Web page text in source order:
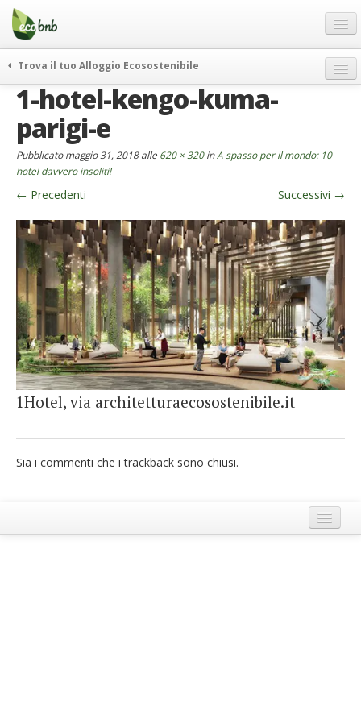
Menu
Salta
contenuto
Offerte Speciali
Regali
FAQ
Chi Siamo
Partner
Contatti
Italiano
German
English
Spanish
French
Italiano
Trova il tuo Alloggio Ecosostenibile
weekend green
curiosità
vivere e viaggiare verde
news ed eventi
rassegna stampa
1-hotel-kengo-kuma-
parigi-e
Pubblicatomaggio 31, 2018alle 620 × 320inA spasso per il mondo: 10
hotel davvero insoliti!
← Precedenti Successivi →
1Hotel, via architetturaecosostenibile.it
Sia i commenti che i trackback sono chiusi.